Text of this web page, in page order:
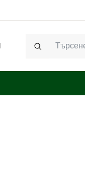
Search